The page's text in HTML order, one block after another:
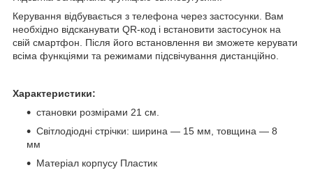
Керування відбувається з телефона через застосунки. Вам
необхідно відсканувати QR-код і встановити застосунок на
свій смартфон. Після його встановлення ви зможете керувати
всіма функціями та режимами підсвічування дистанційно.
Характеристики:
становки розмірами 21 см.
Світлодіодні стрічки: ширина — 15 мм, товщина — 8
мм
Матеріал корпусу Пластик